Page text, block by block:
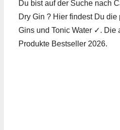
Du bist auf der Suche nach
Dry Gin ? Hier findest Du die
Gins und Tonic Water ✓. Die
Produkte Bestseller 2026.